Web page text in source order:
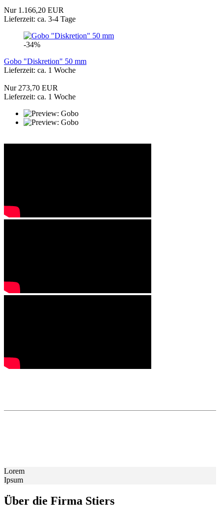
Nur 1.166,20 EUR
Lieferzeit: ca. 3-4 Tage
-34%
Gobo "Diskretion" 50 mm
Lieferzeit: ca. 1 Woche
Nur 273,70 EUR
Lieferzeit: ca. 1 Woche
Lorem
Ipsum
Über die Firma Stiers